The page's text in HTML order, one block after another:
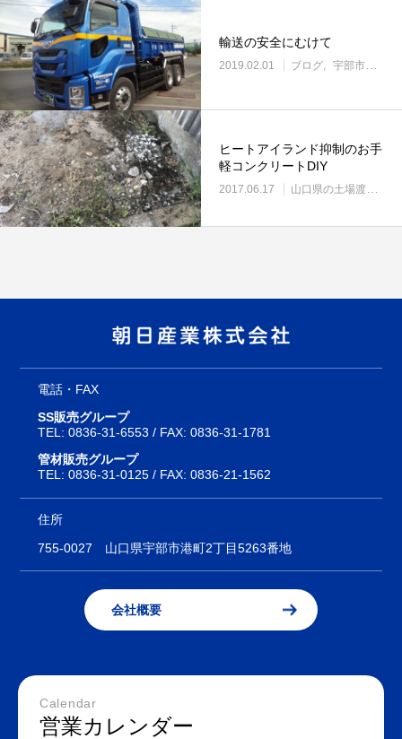
輸送の安全にむけて
2019.02.01 ブログ 宇部市働き方改革に取り組む企業
ヒートアイランド抑制のお手
軽コンクリートDIY
2017.06.17 山口県の土場渡し・野積み場
電話・FAX
SS販売グループ
TEL:0836-31-6553 / FAX: 0836-31-1781
管材販売グループ
TEL:0836-31-0125 / FAX: 0836-21-1562
住所
755-0027 山口県宇部市港町2丁目5263番地
会社概要
Calendar
営業カレンダー